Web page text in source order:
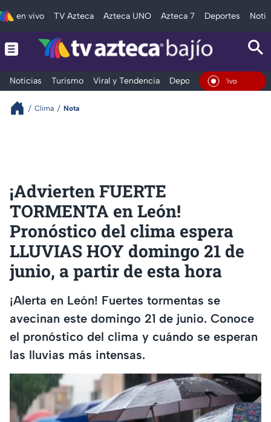
en vivo TV Azteca Azteca UNO Azteca 7 Deportes
Noticias Turismo Viral y Tendencia Deportes Espectáculos
En Vivo
Clima Nota
¡Advierten FUERTE
TORMENTA en León!
Pronóstico del clima espera
LLUVIAS HOY domingo 21 de
junio, a partir de esta hora
¡Alerta en León! Fuertes tormentas se
avecinan este domingo 21 de junio. Conoce
el pronóstico del clima y cuándo se esperan
las lluvias más intensas.